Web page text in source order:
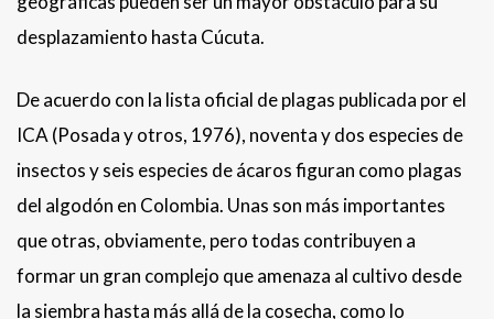
desplazamiento hasta Cúcuta.
De acuerdo con la lista oficial de plagas publicada por el
ICA (Posada y otros, 1976), noventa y dos especies de
insectos y seis especies de ácaros figuran como plagas
del algodón en Colombia. Unas son más importantes
que otras, obviamente, pero todas contribuyen a
formar un gran complejo que amenaza al cultivo desde
la siembra hasta más allá de la cosecha, como lo